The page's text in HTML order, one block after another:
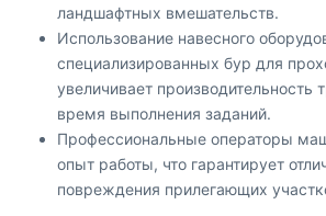
ландшафтных вмешательств.
Использование навесного
специализированных бур для
увеличивает производительность
время выполнения заданий.
Профессиональные операторы
опыт работы, что гарантирует
повреждения прилегающих